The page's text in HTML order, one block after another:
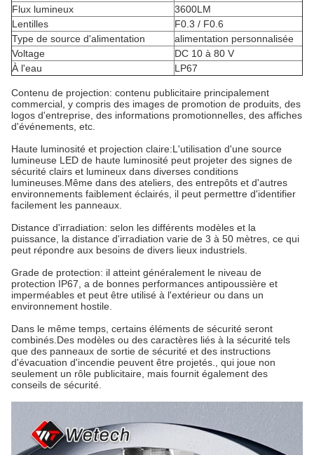
Flux lumineux
3600LM
Lentilles
F0.3 / F0.6
Type de source d'alimentation
alimentation personnalisée
Voltage
DC 10 à 80 V
À l'eau
LP67
Contenu de projection: contenu publicitaire principalement
commercial, y compris des images de promotion de produits, des
logos d'entreprise, des informations promotionnelles, des affiches
d'événements, etc.
Haute luminosité et projection claire:L'utilisation d'une source
lumineuse LED de haute luminosité peut projeter des signes de
sécurité clairs et lumineux dans diverses conditions
lumineuses. Même dans des ateliers, des entrepôts et d'autres
environnements faiblement éclairés, il peut permettre d'identifier
facilement les panneaux.
Distance d'irradiation: selon les différents modèles et la
puissance, la distance d'irradiation varie de 3 à 50 mètres, ce qui
peut répondre aux besoins de divers lieux industriels.
Grade de protection: il atteint généralement le niveau de
protection IP67, a de bonnes performances antipoussière et
imperméables et peut être utilisé à l'extérieur ou dans un
environnement hostile.
Dans le même temps, certains éléments de sécurité seront
combinés.Des modèles ou des caractères liés à la sécurité tels
que des panneaux de sortie de sécurité et des instructions
d'évacuation d'incendie peuvent être projetés., qui joue non
seulement un rôle publicitaire, mais fournit également des
conseils de sécurité.